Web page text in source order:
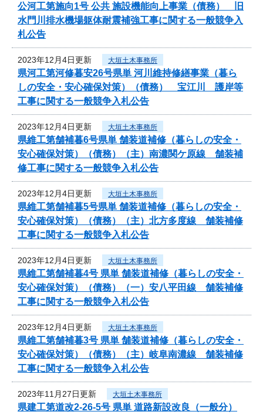
公河工第施向1号 公共 施設機能向上事業（債務） 旧
水門川排水機場躯体耐震補強工事に関する一般競争入
札公告
2023年12月4日更新 大垣土木事務所
県河工第河修暮安26号県単 河川維持修繕事業（暮ら
しの安全・安心確保対策）（債務） 宝江川 護岸等
工事に関する一般競争入札公告
2023年12月4日更新 大垣土木事務所
県維工第舗補暮6号県単 舗装道補修（暮らしの安全・
安心確保対策）（債務）（主）南濃関ケ原線 舗装補
修工事に関する一般競争入札公告
2023年12月4日更新 大垣土木事務所
県維工第舗補暮5号県単 舗装道補修（暮らしの安全・
安心確保対策）（債務）（主）北方多度線 舗装補修
工事に関する一般競争入札公告
2023年12月4日更新 大垣土木事務所
県維工第舗補暮4号 県単 舗装道補修（暮らしの安全・
安心確保対策）（債務）（一）安八平田線 舗装補修
工事に関する一般競争入札公告
2023年12月4日更新 大垣土木事務所
県維工第舗補暮3号 県単 舗装道補修（暮らしの安全・
安心確保対策）（債務）（主）岐阜南濃線 舗装補修
工事に関する一般競争入札公告
2023年11月27日更新 大垣土木事務所
県建工第道改2-26-5号 県単 道路新設改良（一般分）